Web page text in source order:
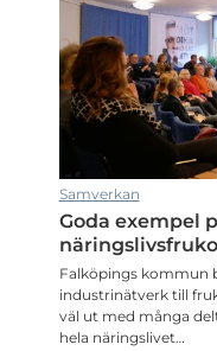
Samverkan
Goda exempel
Falköpings kommun
industrinätverk till
väl ut med många
hela näringslivet…